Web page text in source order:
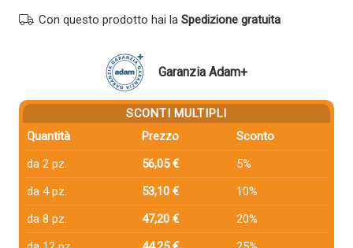
quantità
Con questo prodotto hai la Spedizione gratuita
Garanzia Adam+
SCONTI MULTIPLI
Quantità
Prezzo
Sconto
da 2 pz.
56,05 €
5%
da 4 pz.
53,10 €
10%
da 8 pz.
47,20 €
20%